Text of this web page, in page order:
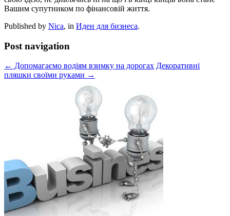
Вашим супутником по фінансовій життя.
Published by Nica, in Идеи для бизнеса.
Post navigation
← Допомагаємо водіям взимку на дорогах Декоративні
пляшки своїми руками →